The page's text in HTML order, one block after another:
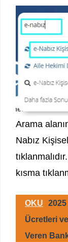
Arama
Nabız
kısma
OKU
Ücretleri
Veren